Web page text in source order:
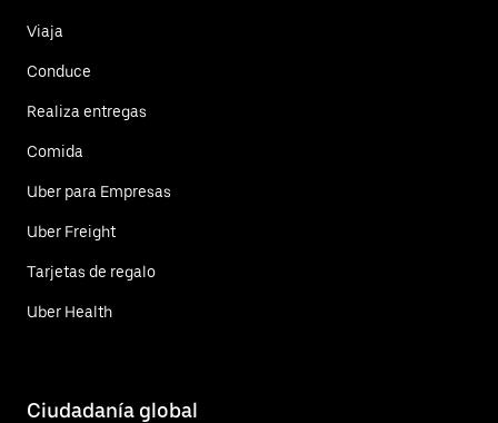
Viaja
Conduce
Realiza entregas
Comida
Uber para Empresas
Uber Freight
Tarjetas de regalo
Uber Health
Ciudadanía global